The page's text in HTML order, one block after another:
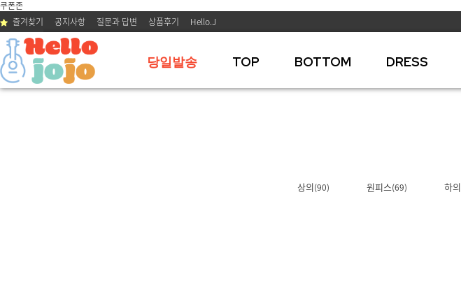
쿠폰존
즐겨찾기 공지사항 질문과 답변 상품후기 Hello.J
당일발송 TOP BOTTOM DRESS
상의(90) 원피스(69) 하의